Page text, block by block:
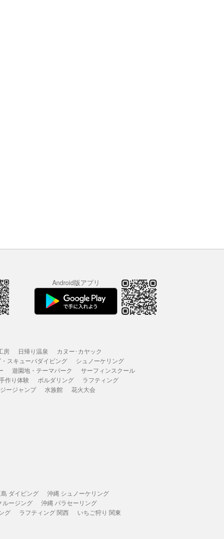
Android版アプリ
房 日帰り温泉
カヌー･カヤック
スキューバダイビング
シュノーケリング
遊園地・テーマパーク
サーフィンスクール
作り体験 ボルダリング
ラフティング
ージャンプ 水族館 花火大会
ダイビング
沖縄 シュノーケリング
ルージング
沖縄 パラセーリング
グ ラフティング 関西
いちご狩り 関東